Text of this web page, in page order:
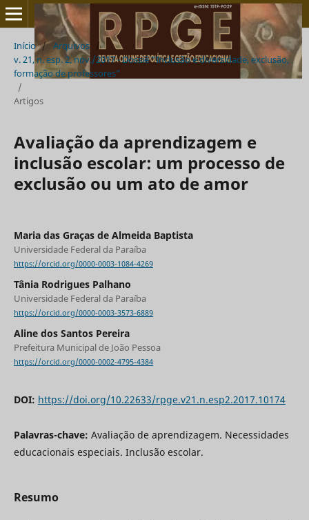
Início / Arquivos
/
v. 21, n. esp. 2, nov./2017 - Dossiê “Inclusão e diversidade, exclusão,
formação de professores”
/
Artigos
Avaliação da aprendizagem e
inclusão escolar: um processo de
exclusão ou um ato de amor
Maria das Graças de Almeida Baptista
Universidade Federal da Paraíba
https://orcid.org/0000-0003-1084-4269
Tânia Rodrigues Palhano
Universidade Federal da Paraíba
https://orcid.org/0000-0003-3573-6889
Aline dos Santos Pereira
Prefeitura Municipal de João Pessoa
https://orcid.org/0000-0002-4795-4384
DOI: https://doi.org/10.22633/rpge.v21.n.esp2.2017.10174
Palavras-chave: Avaliação de aprendizagem. Necessidades
educacionais especiais. Inclusão escolar.
Resumo